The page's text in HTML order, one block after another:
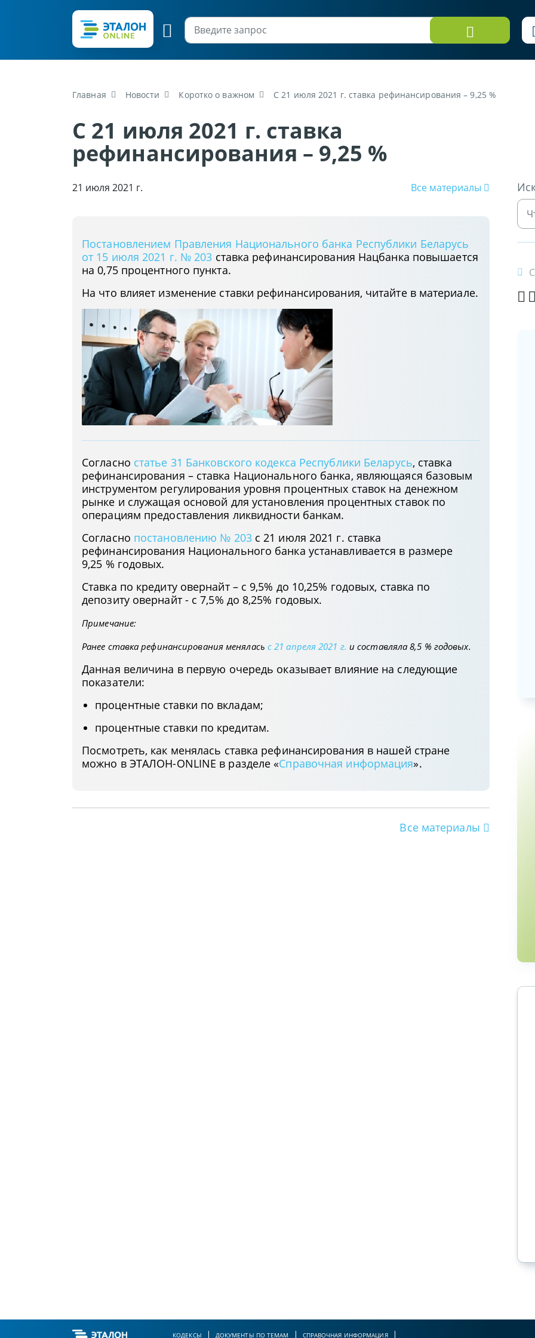
Главная Новости Коротко о важном С 21 июля 2021 г. ставка рефинансирования – 9,25 %
С 21 июля 2021 г. ставка
рефинансирования – 9,25 %
21 июля 2021 г. Все материалы
Постановлением Правления Национального банка Республики Беларусь
от 15 июля 2021 г. № 203 ставка рефинансирования Нацбанка повышается
на 0,75 процентного пункта.
На что влияет изменение ставки рефинансирования, читайте в материале.
Согласно статье 31 Банковского кодекса Республики Беларусь, ставка
рефинансирования – ставка Национального банка, являющаяся базовым
инструментом регулирования уровня процентных ставок на денежном
рынке и служащая основой для установления процентных ставок по
операциям предоставления ликвидности банкам.
Согласно постановлению № 203с 21 июля 2021 г. ставка
рефинансирования Национального банка устанавливается в размере
9,25 % годовых.
Ставка по кредиту овернайт – с 9,5% до 10,25% годовых, ставка по
депозиту овернайт - с 7,5% до 8,25% годовых.
Примечание:
Ранее ставка рефинансирования менялась с 21 апреля 2021 г. и составляла 8,5 % годовых.
Данная величина в первую очередь оказывает влияние на следующие
показатели:
процентные ставки по вкладам;
процентные ставки по кредитам.
Посмотреть, как менялась ставка рефинансирования в нашей стране
можно в ЭТАЛОН-ONLINE в разделе «Справочная информация».
Все материалы
законодательству Республики
Беларусь в вашем смартфоне: новая
версия мобильного приложения
ЭТАЛОН-ONLINE
Возмещение расходов при
подготовки специалистов
КОДЕКСЫ ДОКУМЕНТЫ ПО ТЕМАМ СПРАВОЧНАЯ ИНФОРМАЦИЯ